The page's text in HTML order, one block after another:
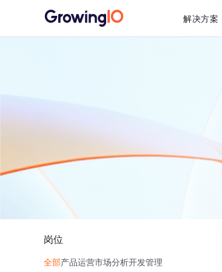
解决方案
岗位
全部产品运营市场分析开发管理